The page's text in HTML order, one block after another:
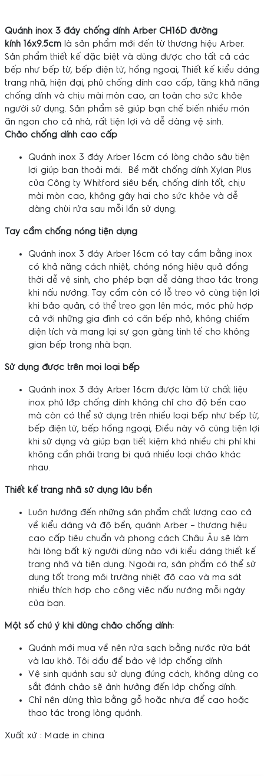
Quánh inox 3 đáy chống dính Arber CH16D đường
kính 16x9.5cm là sản phẩm mới đến từ thương hiệu Arber.
Sản phẩm thiết kế đặc biệt và dùng được cho tất cả các
bếp như bếp từ, bếp điện từ, hồng ngoại, Thiết kế kiểu dáng
trang nhã, hiện đại, phủ chống dính cao cấp, tăng khả năng
chống dính và chịu mài mòn cao, an toàn cho sức khỏe
người sử dụng. Sản phẩm sẽ giúp bạn chế biến nhiều món
ăn ngon cho cả nhà, rất tiện lợi và dễ dàng vệ sinh.
Chảo chống dính cao cấp
Quánh inox 3 đáy Arber 16cm có lòng chảo sâu tiện
lợi giúp bạn thoải mái. Bề mặt chống dính Xylan Plus
của Công ty Whitford siêu bền, chống dính tốt, chịu
mài mòn cao, không gây hại cho sức khỏe và dễ
dàng chùi rửa sau mỗi lần sử dụng.
Tay cầm chống nóng tiện dụng
Quánh inox 3 đáy Arber 16cm có tay cầm bằng inox
có khả năng cách nhiệt, chóng nóng hiệu quả đồng
thời dễ vệ sinh, cho phép bạn dễ dàng thao tác trong
khi nấu nướng. Tay cầm còn có lỗ treo vô cùng tiện lợi
khi bảo quản, có thể treo gọn lên móc, móc phù hợp
cả với những gia đình có căn bếp nhỏ, không chiếm
diện tích và mang lại sự gọn gàng tinh tế cho không
gian bếp trong nhà bạn.
Sử dụng được trên mọi loại bếp
Quánh inox 3 đáy Arber 16cm được làm từ chất liệu
inox phủ lớp chống dính không chỉ cho độ bền cao
mà còn có thể sử dụng trên nhiều loại bếp như bếp từ,
bếp điện từ, bếp hồng ngoại, Điều này vô cùng tiện lợi
khi sử dụng và giúp bạn tiết kiệm khá nhiều chi phí khi
không cần phải trang bị quá nhiều loại chảo khác
nhau.
Thiết kế trang nhã sử dụng lâu bền
Luôn hướng đến những sản phẩm chất lượng cao cả
về kiểu dáng và độ bền, quánh Arber – thương hiệu
cao cấp tiêu chuẩn và phong cách Châu Âu sẽ làm
hài lòng bất kỳ người dùng nào với kiểu dáng thiết kế
trang nhã và tiện dụng. Ngoài ra, sản phẩm có thể sử
dụng tốt trong môi trường nhiệt độ cao và ma sát
nhiều thích hợp cho công việc nấu nướng mỗi ngày
của bạn.
Một số chú ý khi dùng chảo chống dính:
Quánh mới mua về nên rửa sạch bằng nước rửa bát
và lau khô. Tôi dầu để bảo vệ lớp chống dính
Vệ sinh quánh sau sử dụng đúng cách, không dùng cọ
sắt đánh chảo sẽ ảnh hưởng đến lớp chống dính.
Chỉ nên dùng thìa bằng gỗ hoặc nhựa để cạo hoặc
thao tác trong lòng quánh.
Xuất xứ : Made in china